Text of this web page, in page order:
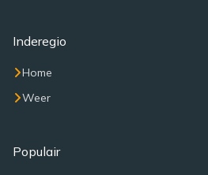
Inderegio
Home
Weer
Populair